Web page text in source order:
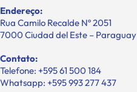
Endereço:
Rua Camilo Recalde Nº 2051
7000 Ciudad del Este – Paraguay
Contato:
Telefone: +595 61 500 184
Whatsapp: +595 993 277 437